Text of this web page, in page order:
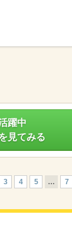
躍中
見てみる
3 4 5 … 7